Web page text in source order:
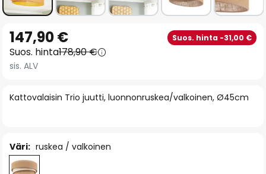
to
the
beginning
the
Kattovalaisin Trio juutti, luonnonruskea/valkoinen, Ø45cm
147,90 € Suos. hinta -31,00 €
Suos. hinta178,90 €
sis. ALV
Väri: ruskea / valkoinen